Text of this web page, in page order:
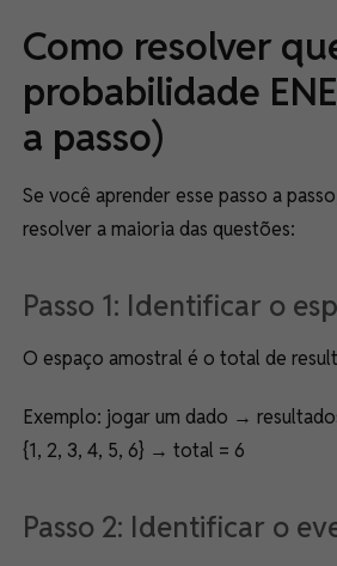
Como resolver
probabilidade
a passo)
Se você aprender esse passo a
resolver a maioria das questões:
Passo 1: Identificar o
O espaço amostral é o total de
Exemplo: jogar um dado →
{1, 2, 3, 4, 5, 6} → total = 6
Passo 2: Identificar o